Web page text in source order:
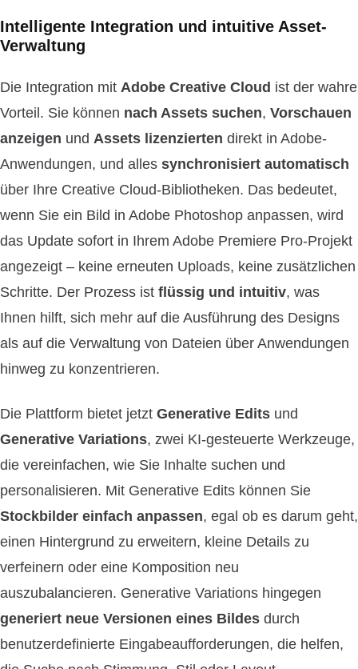
Intelligente Integration und intuitive Asset-
Verwaltung
Die Integration mit Adobe Creative Cloud ist der wahre
Vorteil. Sie können nach Assets suchen, Vorschauen
anzeigen und Assets lizenzierten direkt in Adobe-
Anwendungen, und alles synchronisiert automatisch
über Ihre Creative Cloud-Bibliotheken. Das bedeutet,
wenn Sie ein Bild in Adobe Photoshop anpassen, wird
das Update sofort in Ihrem Adobe Premiere Pro-Projekt
angezeigt – keine erneuten Uploads, keine zusätzlichen
Schritte. Der Prozess ist flüssig und intuitiv, was
Ihnen hilft, sich mehr auf die Ausführung des Designs
als auf die Verwaltung von Dateien über Anwendungen
hinweg zu konzentrieren.
Die Plattform bietet jetzt Generative Edits und
Generative Variations, zwei KI-gesteuerte Werkzeuge,
die vereinfachen, wie Sie Inhalte suchen und
personalisieren. Mit Generative Edits können Sie
Stockbilder einfach anpassen, egal ob es darum geht,
einen Hintergrund zu erweitern, kleine Details zu
verfeinern oder eine Komposition neu
auszubalancieren. Generative Variations hingegen
generiert neue Versionen eines Bildes durch
benutzerdefinierte Eingabeaufforderungen, die helfen,